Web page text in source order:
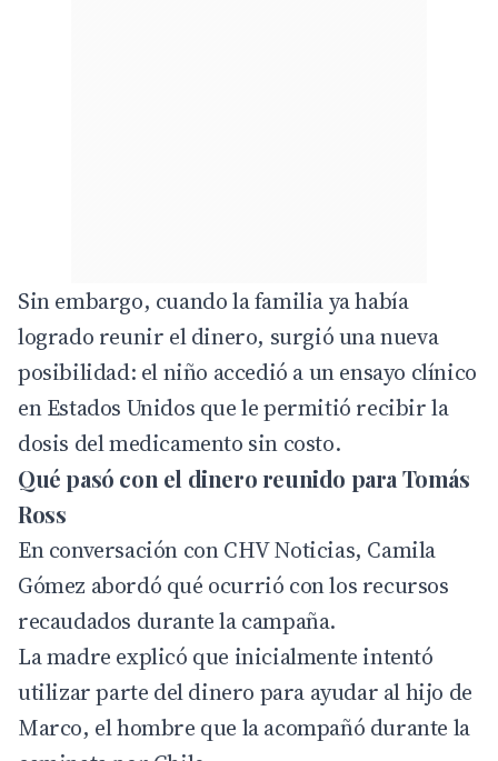
Sin embargo, cuando la familia ya había
logrado reunir el dinero, surgió una nueva
posibilidad: el niño accedió a un ensayo clínico
en Estados Unidos que le permitió recibir la
dosis del medicamento sin costo.
Qué pasó con el dinero reunido para Tomás
Ross
En conversación conCHV Noticias, Camila
Gómez abordó qué ocurrió con los recursos
recaudados durante la campaña.
La madre explicó que inicialmente intentó
utilizar parte del dinero para ayudar al hijo de
Marco, el hombre que la acompañó durante la